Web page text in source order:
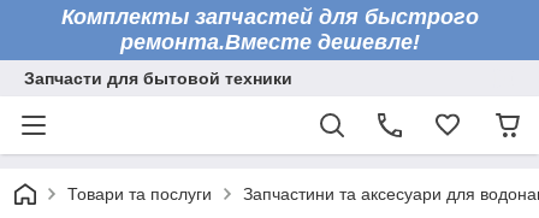
Комплекты запчастей для быстрого
ремонта.Вместе дешевле!
Запчасти для бытовой техники
Товари та послуги Запчастини та аксесуари для